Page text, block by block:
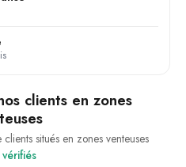
clients en zones
situés en zones venteuses
vérifiés